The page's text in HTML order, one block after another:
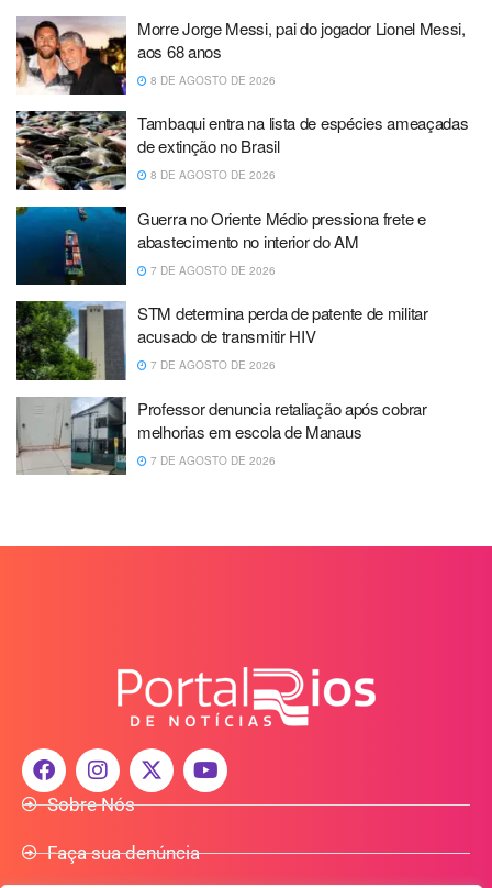
Morre Jorge Messi, pai do jogador Lionel Messi,
aos 68 anos
8 DE AGOSTO DE 2026
Tambaqui entra na lista de espécies ameaçadas
de extinção no Brasil
8 DE AGOSTO DE 2026
Guerra no Oriente Médio pressiona frete e
abastecimento no interior do AM
7 DE AGOSTO DE 2026
STM determina perda de patente de militar
acusado de transmitir HIV
7 DE AGOSTO DE 2026
Professor denuncia retaliação após cobrar
melhorias em escola de Manaus
7 DE AGOSTO DE 2026
Sobre Nós
Faça sua denúncia